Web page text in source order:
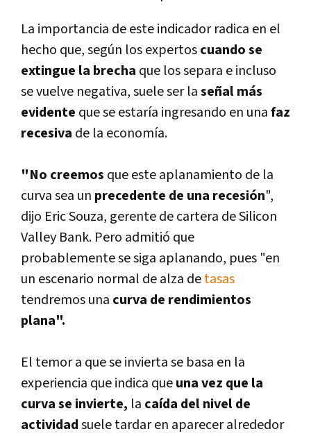
La importancia de este indicador radica en el
hecho que, según los expertoscuando se
extingue la brecha que los separa e incluso
se vuelve negativa, suele ser laseñal más
evidente que se estarí­a ingresando en unafaz
recesiva de la economí­a.
"No creemos que este aplanamiento de la
curva sea un precedente de una recesión",
dijo Eric Souza, gerente de cartera de Silicon
Valley Bank. Pero admitió que
probablemente se siga aplanando, pues "en
un escenario normal de alza detasas
tendremos una curva de rendimientos
plana".
El temor a que se invierta se basa en la
experiencia que indica queuna vez que la
curva se invierte, la caí­da del nivel de
actividadsuele tardar en aparecer alrededor